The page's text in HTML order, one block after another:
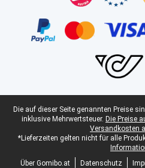
Juristische Fußzeile
Die auf dieser Seite genannten Preise
inklusive Mehrwertsteuer. Die Preise
Versandkosten
*Lieferzeiten gelten nicht für alle
Über Gomibo.at
Datenschutz